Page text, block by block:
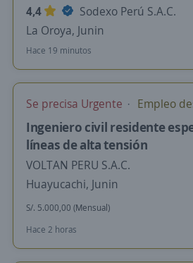
4,4
Sodexo Perú S.A.C.
La Oroya, Junin
Hace 19 minutos
Se precisa Urgente Empleo
Ingeniero civil residente
líneas de alta tensión
VOLTAN PERU S.A.C.
Huayucachi, Junin
S/. 5.000,00 (Mensual)
Hace 2 horas